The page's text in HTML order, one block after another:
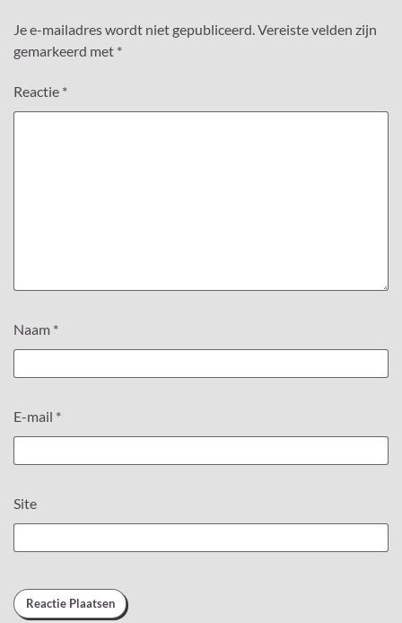
Je e-mailadres wordt niet gepubliceerd.Vereiste velden zijn
gemarkeerd met *
Reactie *
Naam *
E-mail *
Site